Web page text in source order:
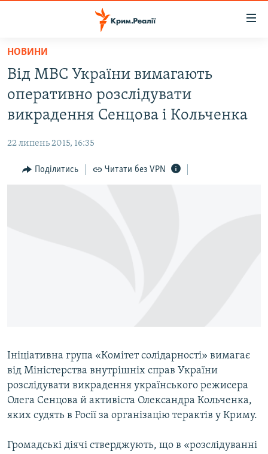
Перейти
основного
матеріалу
Перейти
до
основної
Перейти
до
ВОДА.КРИМ
ВІДЕО ТА ФОТО
БЛОГИ
ПОГЛЯД
Усі сайти RFE/RL
НОВИНИ
Від МВС України вимагають
оперативно розслідувати
викрадення Сенцова і Кольченка
22 липень 2015, 16:35
Поділитись Читати без VPN
Ініціативна група «Комітет солідарності» вимагає
від Міністерства внутрішніх справ України
розслідувати викрадення українського режисера
Олега Сенцова й активіста Олександра Кольченка,
яких судять в Росії за організацію терактів у Криму.
Громадські діячі стверджують, що в «розслідуванні